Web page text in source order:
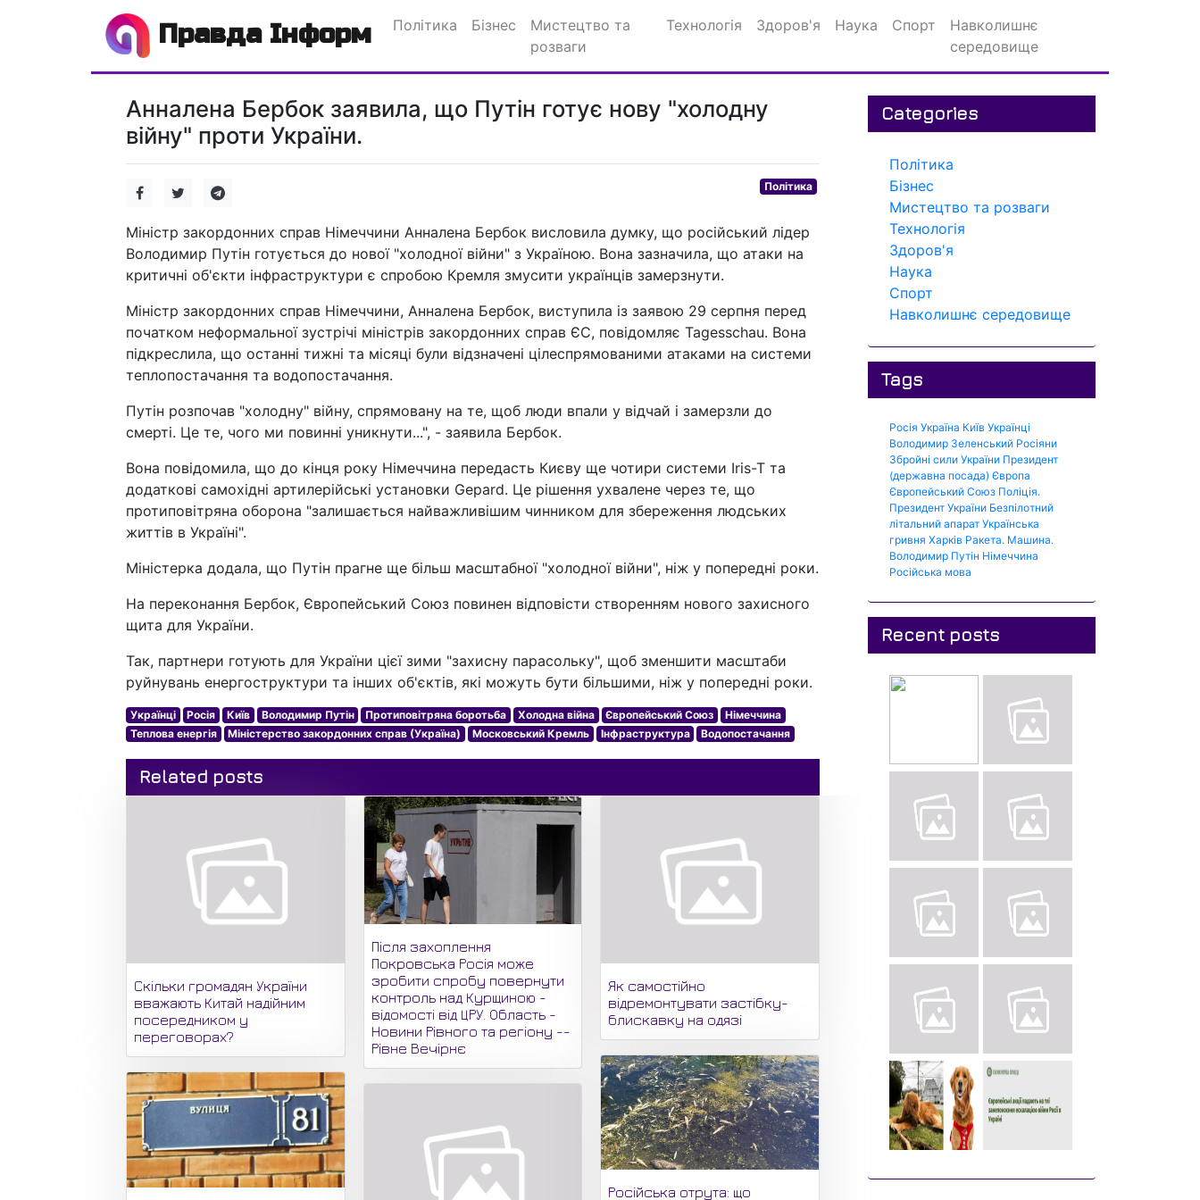
Правда Інформ Політика Бізнес
Мистецтво та
розваги
Технологія Здоров'я Наука Спорт
Навколишнє
середовище
Анналена Бербок заявила, що Путін готує нову "холодну
війну" проти України.
Політика
Міністр закордонних справ Німеччини Анналена Бербок висловила думку, що російський лідер
Володимир Путін готується до нової "холодної війни" з Україною. Вона зазначила, що атаки на
критичні об'єкти інфраструктури є спробою Кремля змусити українців замерзнути.
Міністр закордонних справ Німеччини, Анналена Бербок, виступила із заявою 29 серпня перед
початком неформальної зустрічі міністрів закордонних справ ЄС, повідомляє Tagesschau. Вона
підкреслила, що останні тижні та місяці були відзначені цілеспрямованими атаками на системи
теплопостачання та водопостачання.
Путін розпочав "холодну" війну, спрямовану на те, щоб люди впали у відчай і замерзли до
смерті. Це те, чого ми повинні уникнути...", - заявила Бербок.
Вона повідомила, що до кінця року Німеччина передасть Києву ще чотири системи Iris-T та
додаткові самохідні артилерійські установки Gepard. Це рішення ухвалене через те, що
протиповітряна оборона "залишається найважливішим чинником для збереження людських
життів в Україні".
Міністерка додала, що Путін прагне ще більш масштабної "холодної війни", ніж у попередні роки.
На переконання Бербок, Європейський Союз повинен відповісти створенням нового захисного
щита для України.
Так, партнери готують для України цієї зими "захисну парасольку", щоб зменшити масштаби
руйнувань енергоструктури та інших об'єктів, які можуть бути більшими, ніж у попередні роки.
Українці Росія Київ Володимир Путін Протиповітряна боротьба Холодна війна Європейський Союз
Німеччина
Теплова енергія
Міністерство закордонних справ (Україна) Московський Кремль Інфраструктура Водопостачання
Related posts
Скільки громадян України
вважають Китай надійним
посередником у
переговорах?
Після захоплення
Покровська Росія може
зробити спробу повернути
контроль над Курщиною -
відомості від ЦРУ. Область -
Новини Рівного та регіону --
Рівне Вечірнє
Як самостійно
відремонтувати застібку-
блискавку на одязі
Російська отрута: що
Categories
Політика
Бізнес
Мистецтво та розваги
Технологія
Здоров'я
Наука
Спорт
Навколишнє середовище
Tags
Росія Україна Київ Українці
Володимир Зеленський Росіяни
Збройні сили України Президент
(державна посада) Європа
Європейський Союз Поліція.
Президент України Безпілотний
літальний апарат Українська
гривня Харків Ракета. Машина.
Володимир Путін Німеччина
Російська мова
Recent posts